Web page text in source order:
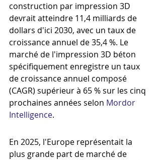
construction par impression 3D
devrait atteindre 11,4 milliards de
dollars d'ici 2030, avec un taux de
croissance annuel de 35,4 %. Le
marché de l'impression 3D béton
spécifiquement enregistre un taux
de croissance annuel composé
(CAGR) supérieur à 65 % sur les cinq
prochaines années selon Mordor
Intelligence.
En 2025, l'Europe représentait la
plus grande part de marché de